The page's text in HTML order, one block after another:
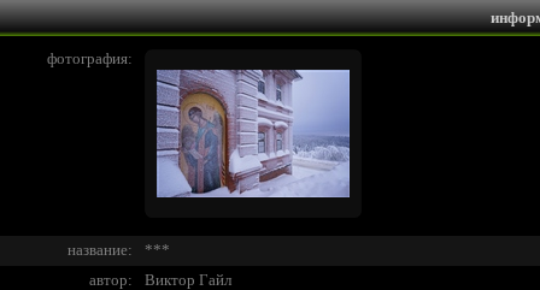
фотография:
название:
***
автор:
Виктор Гайл